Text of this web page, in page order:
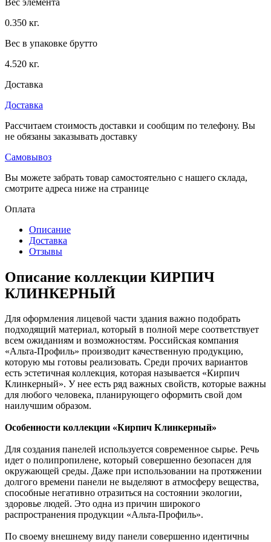
0.350 кг.
Вес в упаковке брутто
4.520 кг.
Доставка
Доставка
Рассчитаем стоимость доставки и сообщим по телефону. Вы
не обязаны заказывать доставку
Самовывоз
Вы можете забрать товар самостоятельно с нашего склада,
смотрите адреса ниже на странице
Оплата
Описание
Доставка
Отзывы
Описание коллекции КИРПИЧ
КЛИНКЕРНЫЙ
Для оформления лицевой части здания важно подобрать
подходящий материал, который в полной мере соответствует
всем ожиданиям и возможностям. Российская компания
«Альта-Профиль» производит качественную продукцию,
которую мы готовы реализовать. Среди прочих вариантов
есть эстетичная коллекция, которая называется «Кирпич
Клинкерный». У нее есть ряд важных свойств, которые важны
для любого человека, планирующего оформить свой дом
наилучшим образом.
Особенности коллекции «Кирпич Клинкерный»
Для создания панелей используется современное сырье. Речь
идет о полипропилене, который совершенно безопасен для
окружающей среды. Даже при использовании на протяжении
долгого времени панели не выделяют в атмосферу вещества,
способные негативно отразиться на состоянии экологии,
здоровье людей. Это одна из причин широкого
распространения продукции «Альта-Профиль».
По своему внешнему виду панели совершенно идентичны